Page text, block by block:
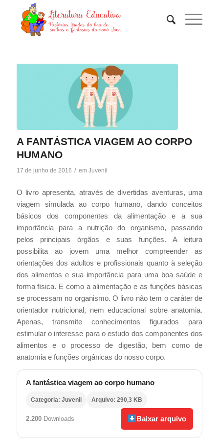
A FANTÁSTICA VIAGEM AO CORPO
HUMANO
17 de junho de 2016 / em Juvenil
O livro apresenta, através de divertidas aventuras, uma
viagem simulada ao corpo humano, dando conceitos
básicos dos componentes da alimentação e a sua
importância para a nutrição do organismo, passando
pelos principais órgãos e suas funções. A leitura
possibilita ao jovem uma melhor compreender as
orientações dos adultos e profissionais quanto à seleção
dos alimentos e sua importância para uma boa saúde e
forma física. E como a alimentação e as funções básicas
se processam no organismo. O livro não tem o caráter de
orientador nutricional, nem educacional sobre anatomia.
Apenas, transmite conhecimentos figurados para
estimular o interesse para o estudo dos componentes dos
alimentos e o processo de digestão, bem como de
anatomia e funções orgânicas do nosso corpo.
A fantástica viagem ao corpo humano
Categoria: Juvenil Arquivo: 290,3 KB
2.200Downloads Baixar arquivo